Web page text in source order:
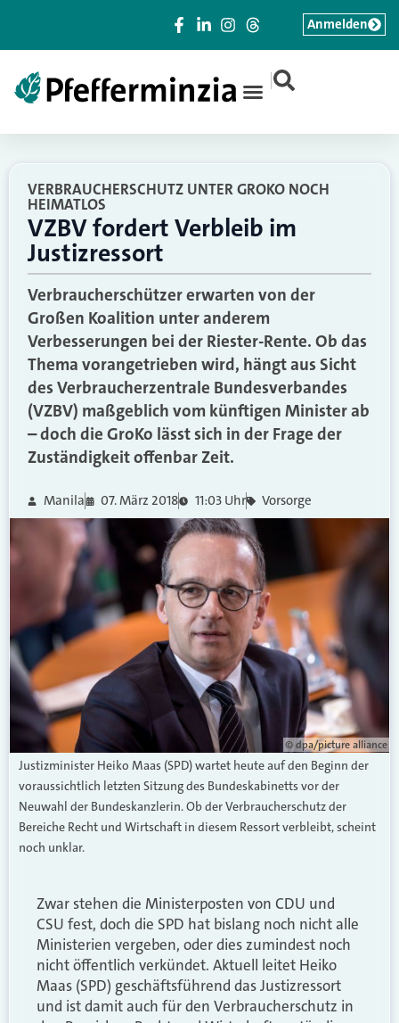
|
Anmelden
VERBRAUCHERSCHUTZ UNTER GROKO NOCH
HEIMATLOS
VZBV fordert Verbleib im
Justizressort
Verbraucherschützer erwarten von der
Großen Koalition unter anderem
Verbesserungen bei der Riester-Rente. Ob das
Thema vorangetrieben wird, hängt aus Sicht
des Verbraucherzentrale Bundesverbandes
(VZBV) maßgeblich vom künftigen Minister ab
– doch die GroKo lässt sich in der Frage der
Zuständigkeit offenbar Zeit.
Manila 07. März 2018 11:03 Uhr Vorsorge
© dpa/picture alliance
Justizminister Heiko Maas (SPD) wartet heute auf den Beginn der
voraussichtlich letzten Sitzung des Bundeskabinetts vor der
Neuwahl der Bundeskanzlerin. Ob der Verbraucherschutz der
Bereiche Recht und Wirtschaft in diesem Ressort verbleibt, scheint
noch unklar.
Zwar stehen die Ministerposten von CDU und
CSU fest, doch die SPD hat bislang noch nicht alle
Ministerien vergeben, oder dies zumindest noch
nicht öffentlich verkündet. Aktuell leitet Heiko
Maas (SPD) geschäftsführend das Justizressort
und ist damit auch für den Verbraucherschutz in